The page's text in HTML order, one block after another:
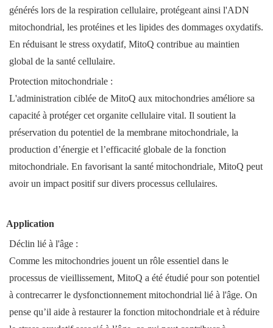
générés lors de la respiration cellulaire, protégeant ainsi l'ADN
mitochondrial, les protéines et les lipides des dommages oxydatifs.
En réduisant le stress oxydatif, MitoQ contribue au maintien
global de la santé cellulaire.
Protection mitochondriale :
L'administration ciblée de MitoQ aux mitochondries améliore sa
capacité à protéger cet organite cellulaire vital. Il soutient la
préservation du potentiel de la membrane mitochondriale, la
production d’énergie et l’efficacité globale de la fonction
mitochondriale. En favorisant la santé mitochondriale, MitoQ peut
avoir un impact positif sur divers processus cellulaires.
Application
Déclin lié à l'âge :
Comme les mitochondries jouent un rôle essentiel dans le
processus de vieillissement, MitoQ a été étudié pour son potentiel
à contrecarrer le dysfonctionnement mitochondrial lié à l'âge. On
pense qu’il aide à restaurer la fonction mitochondriale et à réduire